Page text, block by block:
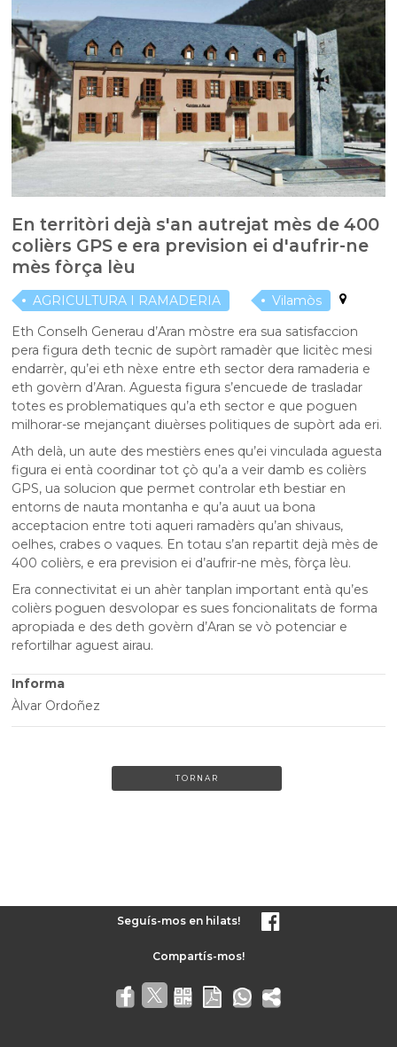
En territòri dejà s'an autrejat mès de 400
colièrs GPS e era prevision ei d'aufrir-ne
mès fòrça lèu
AGRICULTURA I RAMADERIA
Vilamòs
Eth Conselh Generau d’Aran mòstre era sua satisfaccion
pera figura deth tecnic de supòrt ramadèr que licitèc mesi
endarrèr, qu’ei eth nèxe entre eth sector dera ramaderia e
eth govèrn d’Aran. Aguesta figura s’encuede de trasladar
totes es problematiques qu’a eth sector e que poguen
milhorar-se mejançant diuèrses politiques de supòrt ada eri.
Ath delà, un aute des mestièrs enes qu’ei vinculada aguesta
figura ei entà coordinar tot çò qu’a a veir damb es colièrs
GPS, ua solucion que permet controlar eth bestiar en
entorns de nauta montanha e qu’a auut ua bona
acceptacion entre toti aqueri ramadèrs qu’an shivaus,
oelhes, crabes o vaques. En totau s’an repartit dejà mès de
400 colièrs, e era prevision ei d’aufrir-ne mès, fòrça lèu.
Era connectivitat ei un ahèr tanplan important entà qu’es
colièrs poguen desvolopar es sues foncionalitats de forma
apropiada e des deth govèrn d’Aran se vò potenciar e
refortilhar aguest airau.
Informa
Àlvar Ordoñez
TORNAR
Seguís-mos en hilats!